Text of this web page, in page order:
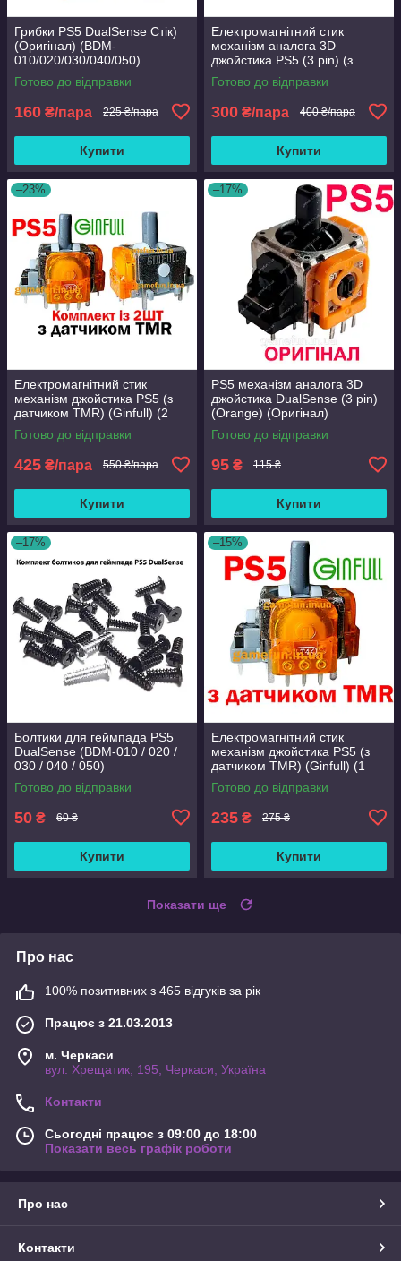
Грибки PS5 DualSense Стік)
(Оригінал) (BDM-
010/020/030/040/050)
Готово до відправки
160 ₴/пара 225 ₴/пара
Купити
Електромагнітний стик
механізм аналога 3D
джойстика PS5 (3 pin) (з
датчиком хола) (Оригінал) (2
ШТ)
Готово до відправки
300 ₴/пара 400 ₴/пара
Купити
–23%
Електромагнітний стик
механізм джойстика PS5 (з
датчиком TMR) (Ginfull) (2
шт)
Готово до відправки
425 ₴/пара 550 ₴/пара
Купити
–17%
PS5 механізм аналога 3D
джойстика DualSense (3 pin)
(Orange) (Оригінал)
Готово до відправки
95 ₴ 115 ₴
Купити
–17%
Болтики для геймпада PS5
DualSense (BDM-010 / 020 /
030 / 040 / 050)
Готово до відправки
50 ₴ 60 ₴
Купити
–15%
Електромагнітний стик
механізм джойстика PS5 (з
датчиком TMR) (Ginfull) (1
шт)
Готово до відправки
235 ₴ 275 ₴
Купити
Показати ще
Про нас
100% позитивних з 465 відгуків за рік
Працює з 21.03.2013
м. Черкаси
вул. Хрещатик, 195, Черкаси, Україна
Контакти
Сьогодні працює з 09:00 до 18:00
Показати весь графік роботи
Про нас
Контакти